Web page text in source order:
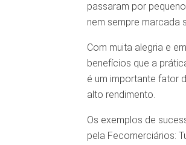
passaram por
nem sempre marcada
Com muita alegria e
benefícios que a
é um importante fator
alto rendimento.
Os exemplos de
pela Fecomerciários: